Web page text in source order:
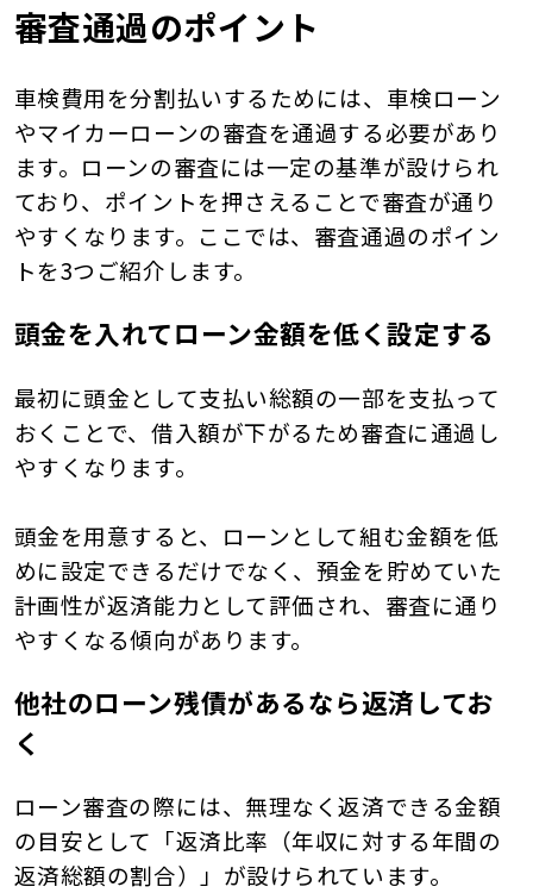
審査通過のポイント
車検費用を分割払いするためには、車検ローン
やマイカーローンの審査を通過する必要があり
ます。ローンの審査には一定の基準が設けられ
ており、ポイントを押さえることで審査が通り
やすくなります。ここでは、審査通過のポイン
トを3つご紹介します。
頭金を入れてローン金額を低く設定する
最初に頭金として支払い総額の一部を支払って
おくことで、借入額が下がるため審査に通過し
やすくなります。
頭金を用意すると、ローンとして組む金額を低
めに設定できるだけでなく、預金を貯めていた
計画性が返済能力として評価され、審査に通り
やすくなる傾向があります。
他社のローン残債があるなら返済してお
く
ローン審査の際には、無理なく返済できる金額
の目安として「返済比率（年収に対する年間の
返済総額の割合）」が設けられています。